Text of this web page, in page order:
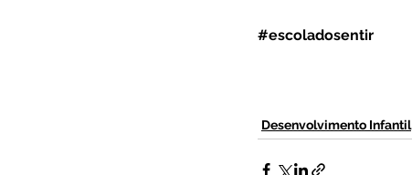
#escoladosentir
Desenvolvimento Infantil